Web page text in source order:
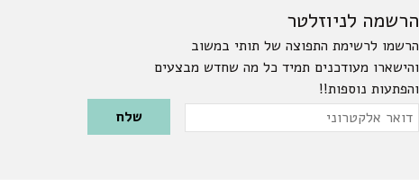
הרשמה לניוזלטר
הרשמו לרשימת התפוצה של תותי במשוב
והישארו מעודכנים תמיד כל מה שחדש מבצעים
והפתעות נוספות!!
Please leave this field empty.
דואר